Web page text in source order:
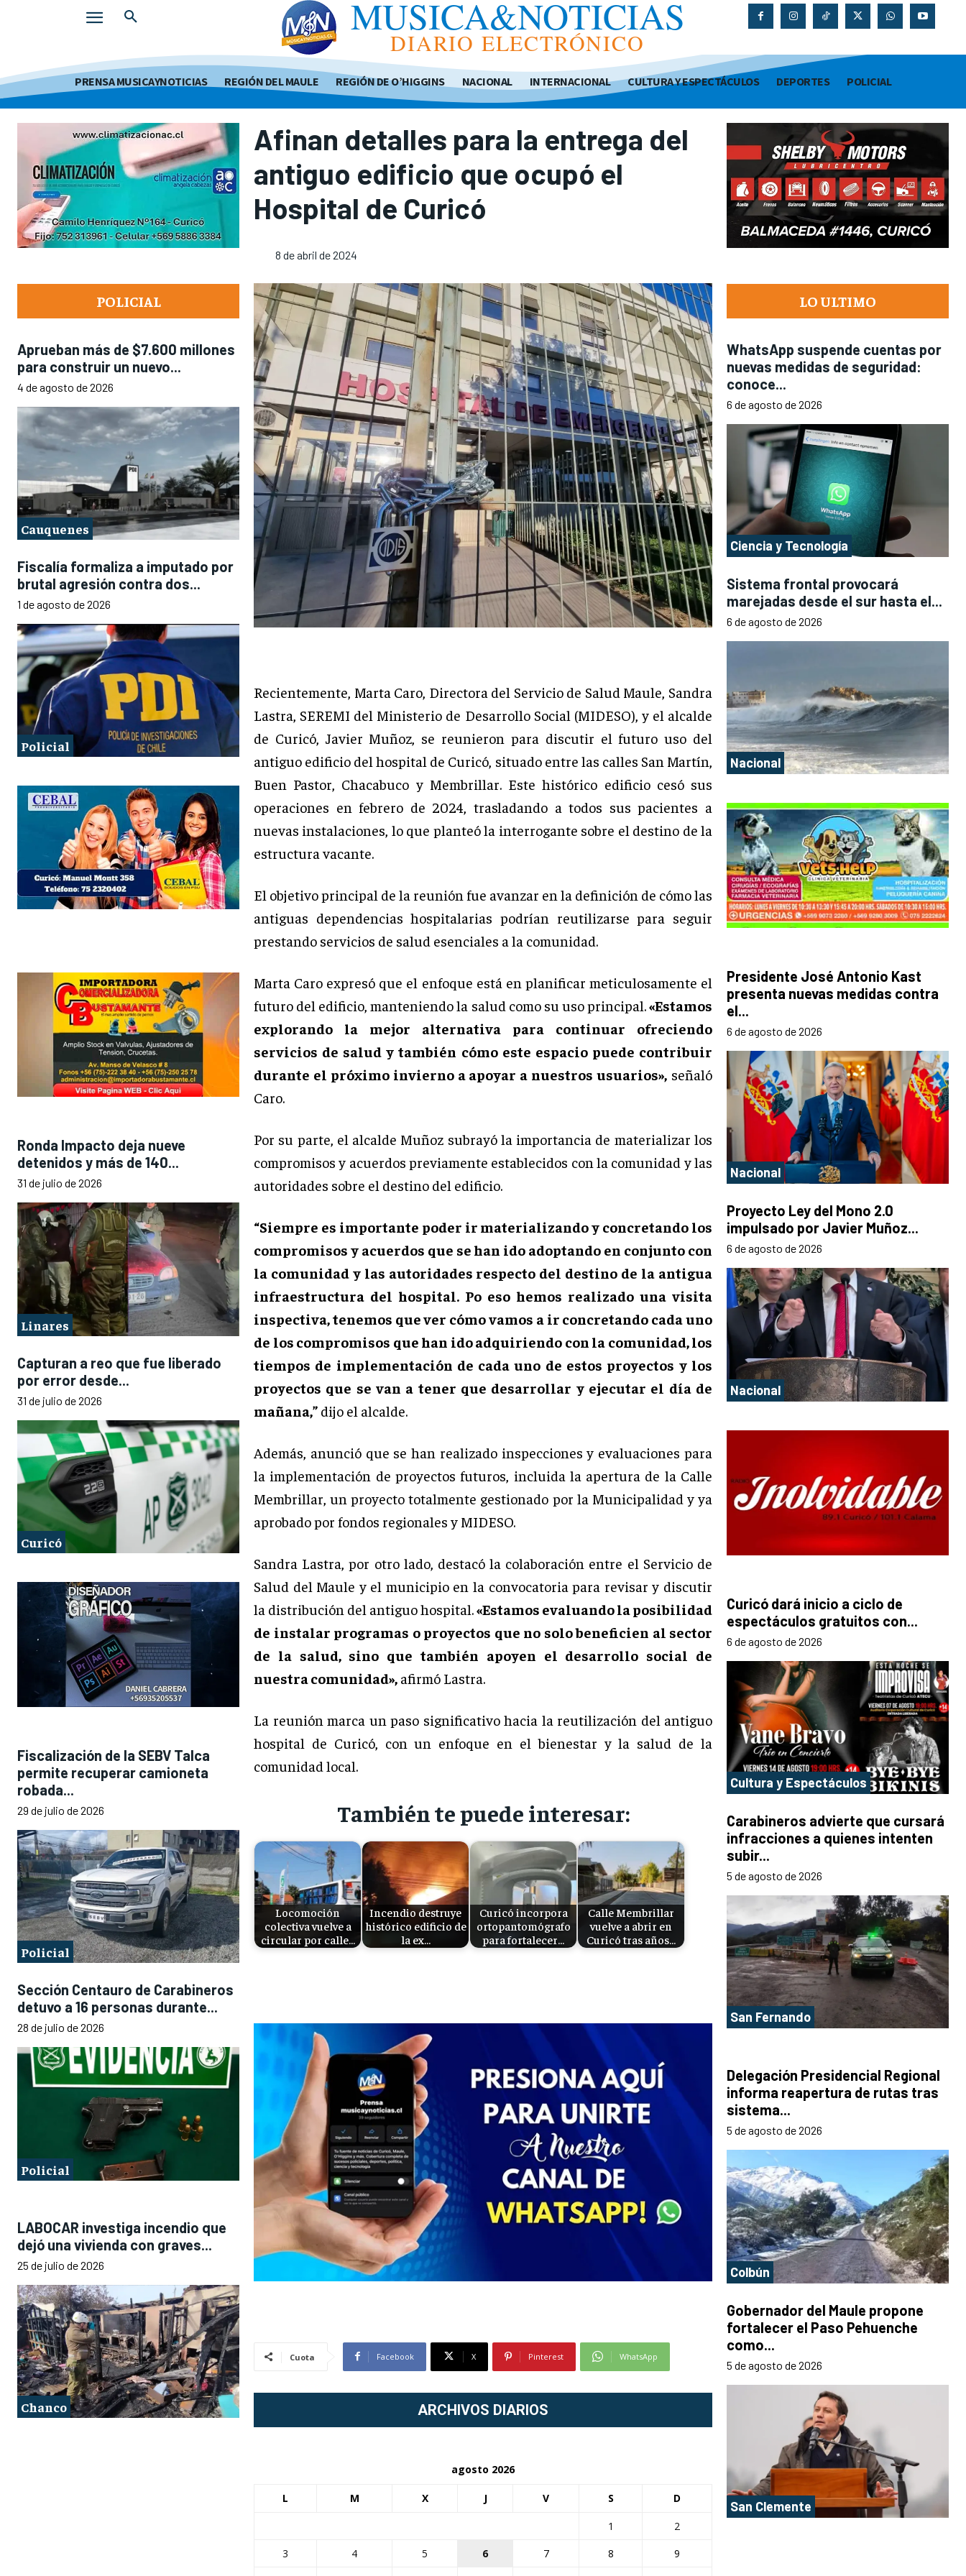
MUSICA&NOTICIAS
DIARIO ELECTRÓNICO
PRENSA MUSICAYNOTICIAS REGIÓN DEL MAULE REGIÓN DE O’HIGGINS NACIONAL INTERNACIONAL CULTURA Y ESPECTÁCULOS DEPORTES POLICIAL
POLICIAL
Aprueban más de $7.600 millones
para construir un nuevo...
4 de agosto de 2026
Cauquenes
Fiscalía formaliza a imputado por
brutal agresión contra dos...
1 de agosto de 2026
Policial
Ronda Impacto deja nueve
detenidos y más de 140...
31 de julio de 2026
Linares
Capturan a reo que fue liberado
por error desde...
31 de julio de 2026
Curicó
Fiscalización de la SEBV Talca
permite recuperar camioneta
robada...
29 de julio de 2026
Policial
Sección Centauro de Carabineros
detuvo a 16 personas durante...
28 de julio de 2026
Policial
LABOCAR investiga incendio que
dejó una vivienda con graves...
25 de julio de 2026
Chanco
Afinan detalles para la entrega del
antiguo edificio que ocupó el
Hospital de Curicó
8 de abril de 2024
Recientemente, Marta Caro, Directora del Servicio de Salud Maule, Sandra
Lastra, SEREMI del Ministerio de Desarrollo Social (MIDESO), y el alcalde
de Curicó, Javier Muñoz, se reunieron para discutir el futuro uso del
antiguo edificio del hospital de Curicó, situado entre las calles San Martín,
Buen Pastor, Chacabuco y Membrillar. Este histórico edificio cesó sus
operaciones en febrero de 2024, trasladando a todos sus pacientes a
nuevas instalaciones, lo que planteó la interrogante sobre el destino de la
estructura vacante.
El objetivo principal de la reunión fue avanzar en la definición de cómo las
antiguas dependencias hospitalarias podrían reutilizarse para seguir
prestando servicios de salud esenciales a la comunidad.
Marta Caro expresó que el enfoque está en planificar meticulosamente el
futuro del edificio, manteniendo la salud como su uso principal.«Estamos
explorando la mejor alternativa para continuar ofreciendo
servicios de salud y también cómo este espacio puede contribuir
durante el próximo invierno a apoyar a nuestros usuarios», señaló
Caro.
Por su parte, el alcalde Muñoz subrayó la importancia de materializar los
compromisos y acuerdos previamente establecidos con la comunidad y las
autoridades sobre el destino del edificio.
“Siempre es importante poder ir materializando y concretando los
compromisos y acuerdos que se han ido adoptando en conjunto con
la comunidad y las autoridades respecto del destino de la antigua
infraestructura del hospital. Po eso hemos realizado una visita
inspectiva, tenemos que ver cómo vamos a ir concretando cada uno
de los compromisos que han ido adquiriendo con la comunidad, los
tiempos de implementación de cada uno de estos proyectos y los
proyectos que se van a tener que desarrollar y ejecutar el día de
mañana,” dijo el alcalde.
Además, anunció que se han realizado inspecciones y evaluaciones para
la implementación de proyectos futuros, incluida la apertura de la Calle
Membrillar, un proyecto totalmente gestionado por la Municipalidad y ya
aprobado por fondos regionales y MIDESO.
Sandra Lastra, por otro lado, destacó la colaboración entre el Servicio de
Salud del Maule y el municipio en la convocatoria para revisar y discutir
la distribución del antiguo hospital.«Estamos evaluando la posibilidad
de instalar programas o proyectos que no solo beneficien al sector
de la salud, sino que también apoyen el desarrollo social de
nuestra comunidad», afirmó Lastra.
La reunión marca un paso significativo hacia la reutilización del antiguo
hospital de Curicó, con un enfoque en el bienestar y la salud de la
comunidad local.
También te puede interesar:
Locomoción
colectiva vuelve a
circular por calle…
Incendio destruye
histórico edificio de
la ex…
Curicó incorpora
ortopantomógrafo
para fortalecer…
Calle Membrillar
vuelve a abrir en
Curicó tras años…
Cuota Facebook X Pinterest WhatsApp
ARCHIVOS DIARIOS
agosto 2026
L M X J V S D
1
2
3
4 5 6 7 8
9
LO ULTIMO
WhatsApp suspende cuentas por
nuevas medidas de seguridad:
conoce...
6 de agosto de 2026
Ciencia y Tecnología
Sistema frontal provocará
marejadas desde el sur hasta el...
6 de agosto de 2026
Nacional
Presidente José Antonio Kast
presenta nuevas medidas contra
el...
6 de agosto de 2026
Nacional
Proyecto Ley del Mono 2.0
impulsado por Javier Muñoz...
6 de agosto de 2026
Nacional
Curicó dará inicio a ciclo de
espectáculos gratuitos con...
6 de agosto de 2026
Cultura y Espectáculos
Carabineros advierte que cursará
infracciones a quienes intenten
subir...
5 de agosto de 2026
San Fernando
Delegación Presidencial Regional
informa reapertura de rutas tras
sistema...
5 de agosto de 2026
Colbún
Gobernador del Maule propone
fortalecer el Paso Pehuenche
como...
5 de agosto de 2026
San Clemente